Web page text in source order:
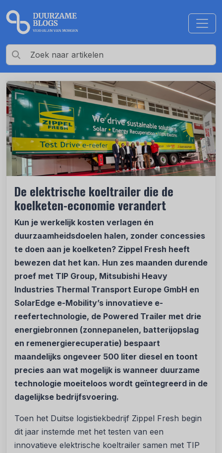
De elektrische koeltrailer die de
koelketen-economie verandert
Kun je werkelijk kosten verlagen én
duurzaamheidsdoelen halen, zonder concessies
te doen aan je koelketen? Zippel Fresh heeft
bewezen dat het kan. Hun zes maanden durende
proef met TIP Group, Mitsubishi Heavy
Industries Thermal Transport Europe GmbH en
SolarEdge e-Mobility’s innovatieve e-
reefertechnologie, de Powered Trailer met drie
energiebronnen (zonnepanelen, batterijopslag
en remenergierecuperatie) bespaart
maandelijks ongeveer 500 liter diesel en toont
precies aan wat mogelijk is wanneer duurzame
technologie moeiteloos wordt geïntegreerd in de
dagelijkse bedrijfsvoering.
Toen het Duitse logistiekbedrijf Zippel Fresh begin
dit jaar instemde met het testen van een
innovatieve elektrische koeltrailer samen met TIP